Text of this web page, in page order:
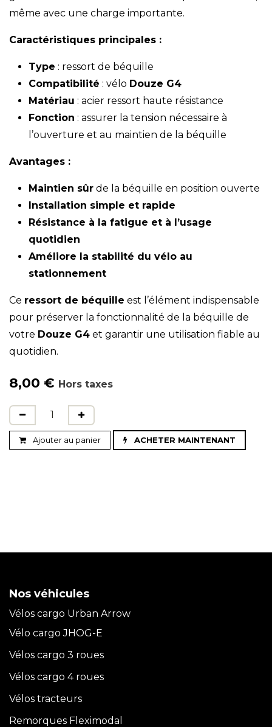
même avec une charge importante.
Caractéristiques principales :
Type : ressort de béquille
Compatibilité : vélo Douze G4
Matériau : acier ressort haute résistance
Fonction : assurer la tension nécessaire à
l’ouverture et au maintien de la béquille
Avantages :
Maintien sûr de la béquille en position ouverte
Installation simple et rapide
Résistance à la fatigue et à l’usage
quotidien
Améliore la stabilité du vélo au
stationnement
Ce ressort de béquille est l’élément indispensable
pour préserver la fonctionnalité de la béquille de
votre Douze G4 et garantir une utilisation fiable au
quotidien.
8,00 € Hors taxes
Ajouter au panier ACHETER MAINTENANT
Nos véhicules
Vélos cargo Urban Arrow
Vélo cargo JHOG-E
Vélos cargo 3 roues
Vélos cargo 4 roues
Vélos tracteurs
Remorques Fleximodal